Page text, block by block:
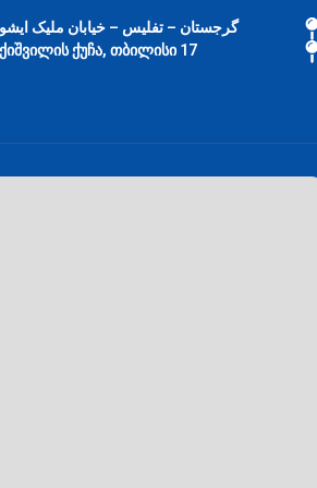
گرجستان – تفلیس – خیابان ملیک
17 პეტრე მელიქიშვილის ქუჩა, თბილისი